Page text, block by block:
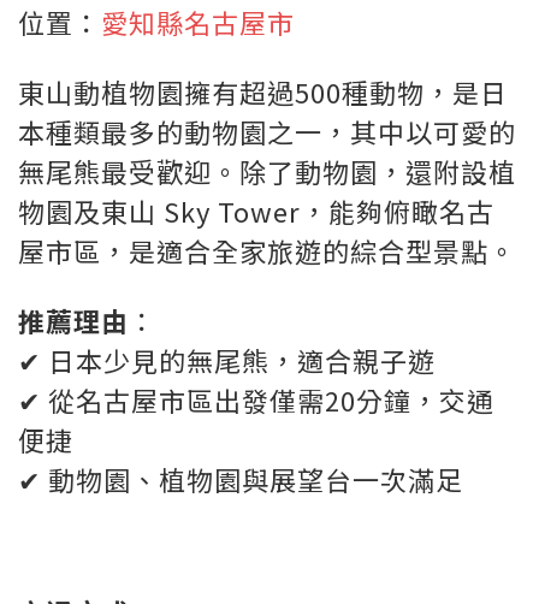
位置： 愛知縣名古屋市
東山動植物園擁有超過500種動物，是日
本種類最多的動物園之一，其中以可愛的
無尾熊最受歡迎。除了動物園，還附設植
物園及東山 Sky Tower，能夠俯瞰名古
屋市區，是適合全家旅遊的綜合型景點。
推薦理由 ：
✔ 日本少見的無尾熊，適合親子遊
✔ 從名古屋市區出發僅需20分鐘，交通
便捷
✔ 動物園、植物園與展望台一次滿足